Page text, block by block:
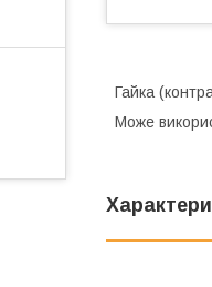
Гайка
Може